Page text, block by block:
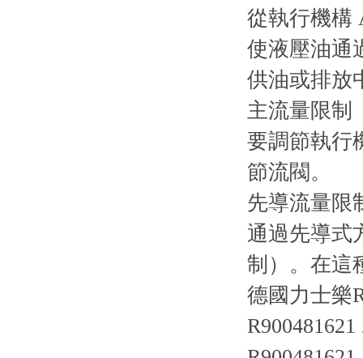
從執行機構
使液壓油通
供油或排放
主流量限制
要調節執行
節流閥。
先導流量限
通過先導式
制）。在這
德國力士樂